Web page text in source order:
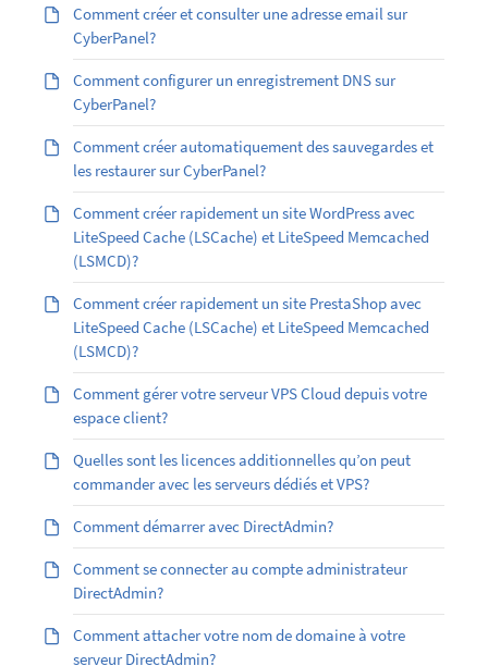
Comment créer et consulter une adresse email sur
CyberPanel?
Comment configurer un enregistrement DNS sur
CyberPanel?
Comment créer automatiquement des sauvegardes et
les restaurer sur CyberPanel?
Comment créer rapidement un site WordPress avec
LiteSpeed Cache (LSCache) et LiteSpeed Memcached
(LSMCD)?
Comment créer rapidement un site PrestaShop avec
LiteSpeed Cache (LSCache) et LiteSpeed Memcached
(LSMCD)?
Comment gérer votre serveur VPS Cloud depuis votre
espace client?
Quelles sont les licences additionnelles qu’on peut
commander avec les serveurs dédiés et VPS?
Comment démarrer avec DirectAdmin?
Comment se connecter au compte administrateur
DirectAdmin?
Comment attacher votre nom de domaine à votre
serveur DirectAdmin?